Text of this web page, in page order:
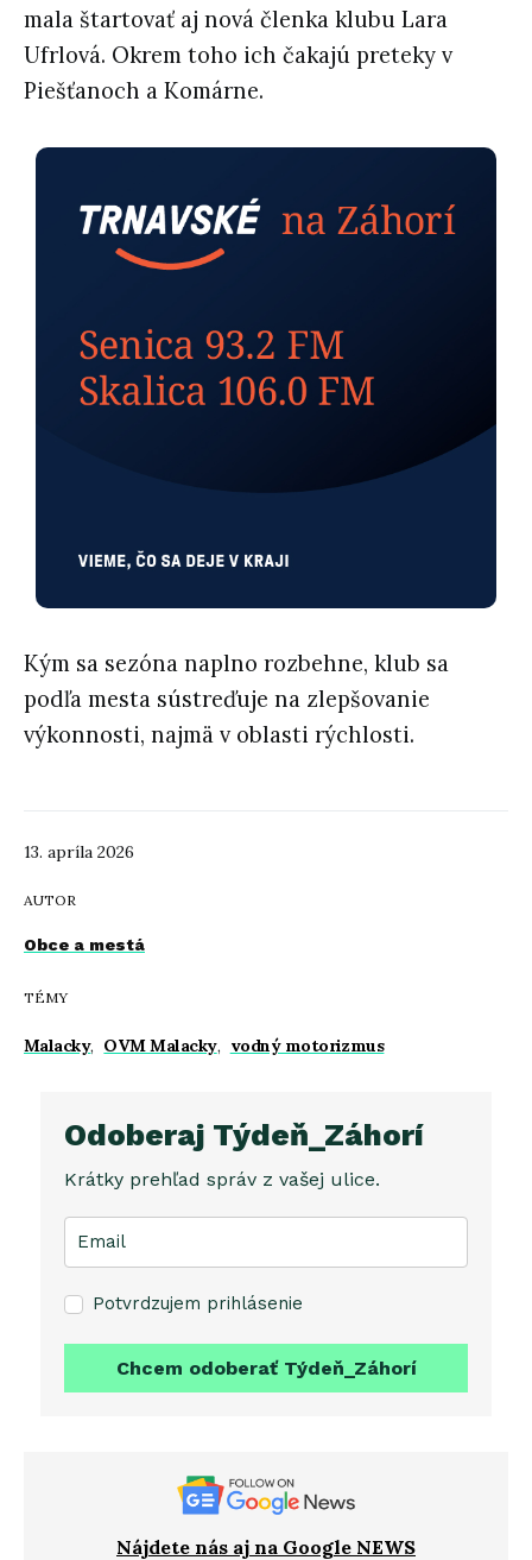
13. apríla 2026
AUTOR
Obce a mestá
TÉMY
Malacky, OVM Malacky, vodný motorizmus
mala štartovať aj nová členka klubu Lara
Ufrlová. Okrem toho ich čakajú preteky v
Piešťanoch a Komárne.
Kým sa sezóna naplno rozbehne, klub sa
podľa mesta sústreďuje na zlepšovanie
výkonnosti, najmä v oblasti rýchlosti.
Odoberaj Týdeň_Záhorí
Krátky prehľad správ z vašej ulice.
Potvrdzujem prihlásenie
Chcem odoberať Týdeň_Záhorí
Nájdete nás aj na Google NEWS